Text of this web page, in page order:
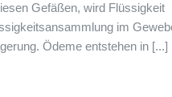
Gefäßen, wird Flüssigkeit
im
Ödeme entstehen in [...]